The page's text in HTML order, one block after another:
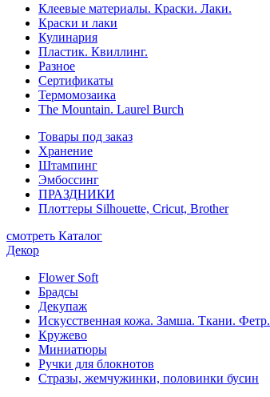
Клеевые материалы. Краски. Лаки.
Краски и лаки
Кулинария
Пластик. Квиллинг.
Разное
Сертификаты
Термомозаика
The Mountain. Laurel Burch
Товары под заказ
Хранение
Штампинг
Эмбоссинг
ПРАЗДНИКИ
Плоттеры Silhouette, Cricut, Brother
смотреть Каталог
Декор
Flower Soft
Брадсы
Декупаж
Искусственная кожа. Замша. Ткани. Фетр.
Кружево
Миниатюры
Ручки для блокнотов
Стразы, жемчужинки, половинки бусин